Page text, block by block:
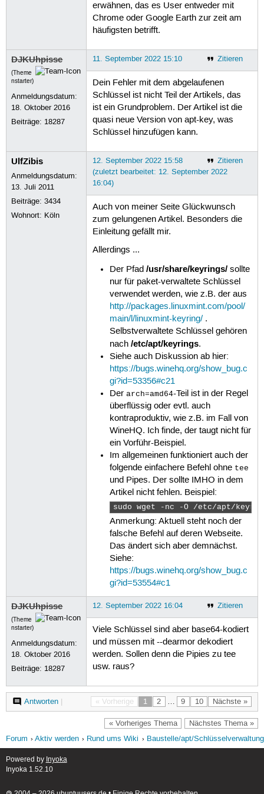
erwähnen, das es User entweder mit
Chrome oder Google Earth zur zeit am
häufigsten betrifft.
DJKUhpisse
(Theme
nstarter)
Anmeldungsdatum:
18. Oktober 2016
Beiträge: 18287
Zitieren
11. September 2022 15:10
Dein Fehler mit dem abgelaufenen
Schlüssel ist nicht Teil der Artikels, das
ist ein Grundproblem. Der Artikel ist die
quasi neue Version von apt-key, was
Schlüssel hinzufügen kann.
UlfZibis
Anmeldungsdatum:
13. Juli 2011
Beiträge:3434
Wohnort: Köln
Zitieren
12. September 2022 15:58
(zuletzt bearbeitet: 12. September 2022
16:04)
Auch von meiner Seite Glückwunsch
zum gelungenen Artikel. Besonders die
Einleitung gefällt mir.
Allerdings ...
Der Pfad/usr/share/keyrings/ sollte
nur für paket-verwaltete Schlüssel
verwendet werden, wie z.B. der aus
http://packages.linuxmint.com/pool/
main/l/linuxmint-keyring/ .
Selbstverwaltete Schlüssel gehören
nach/etc/apt/keyrings.
Siehe auch Diskussion ab hier:
https://bugs.winehq.org/show_bug.c
gi?id=53356#c21
Derarch=amd64-Teil ist in der Regel
überflüssig oder evtl. auch
kontraproduktiv, wie z.B. im Fall von
WineHQ. Ich finde, der taugt nicht für
ein Vorführ-Beispiel.
Im allgemeinen funktioniert auch der
folgende einfachere Befehl ohne tee
und Pipes. Der sollte IMHO in dem
Artikel nicht fehlen. Beispiel:
sudo wget -nc -O /etc/apt/
Anmerkung: Aktuell steht noch der
falsche Befehl auf deren Webseite.
Das ändert sich aber demnächst.
Siehe:
https://bugs.winehq.org/show_bug.c
gi?id=53554#c1
DJKUhpisse
(Theme
nstarter)
Anmeldungsdatum:
18. Oktober 2016
Beiträge: 18287
Zitieren
12. September 2022 16:04
Viele Schlüssel sind aber base64-kodiert
und müssen mit --dearmor dekodiert
werden. Sollen denn die Pipies zu tee
usw. raus?
« Vorherige 1 2 … 9 10 Nächste »
Antworten|
« Vorheriges Thema Nächstes Thema »
Forum Aktiv werden Rund ums Wiki Baustelle/apt/Schlüsselverwaltung
Powered by Inyoka
Inyoka 1.52.10